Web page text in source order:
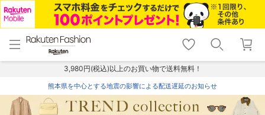
menu home
トップ
shopping_cart lock_outline
ログイン
3,980円(税込)以上のお買い物で送料無料！
熊本県を中心とする地震の影響による配送遅延のお知らせ